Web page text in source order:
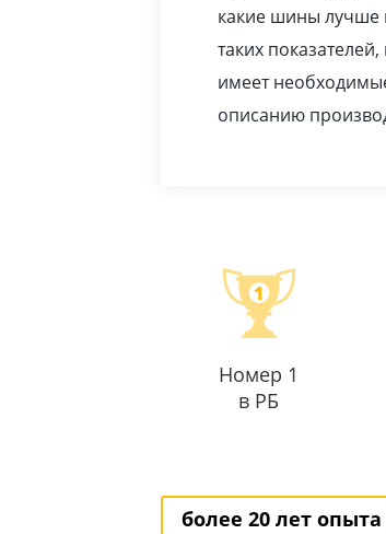
какие шины лучше
таких
имеет
описанию
Номер 1
в РБ
более 20 лет опыта